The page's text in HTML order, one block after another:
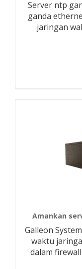
Server ntp
ganda
jaringan
Amankan
Galleon
waktu
dalam